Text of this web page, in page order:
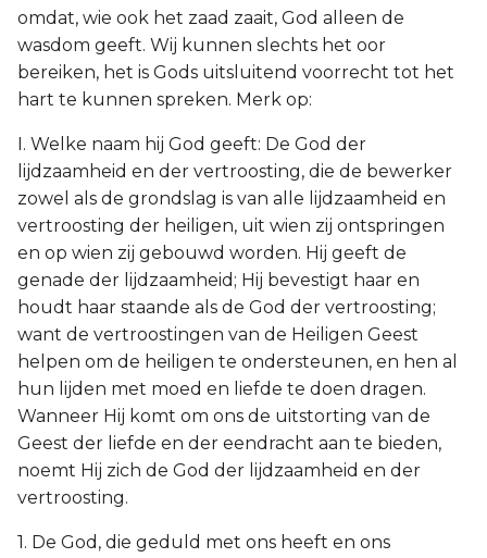
omdat, wie ook het zaad zaait, God alleen de
wasdom geeft. Wij kunnen slechts het oor
bereiken, het is Gods uitsluitend voorrecht tot het
hart te kunnen spreken. Merk op:
I. Welke naam hij God geeft: De God der
lijdzaamheid en der vertroosting, die de bewerker
zowel als de grondslag is van alle lijdzaamheid en
vertroosting der heiligen, uit wien zij ontspringen
en op wien zij gebouwd worden. Hij geeft de
genade der lijdzaamheid; Hij bevestigt haar en
houdt haar staande als de God der vertroosting;
want de vertroostingen van de Heiligen Geest
helpen om de heiligen te ondersteunen, en hen al
hun lijden met moed en liefde te doen dragen.
Wanneer Hij komt om ons de uitstorting van de
Geest der liefde en der eendracht aan te bieden,
noemt Hij zich de God der lijdzaamheid en der
vertroosting.
1. De God, die geduld met ons heeft en ons